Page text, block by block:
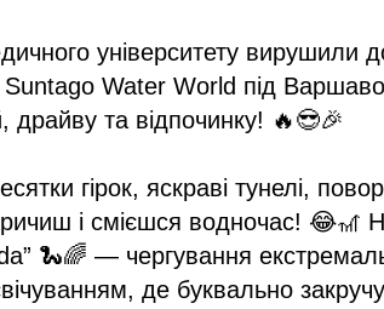
університету вирушили
Water World під
драйву та відпочинку! 🔥😎🎉
гірок, яскраві тунелі,
і смієшся водночас! 😂🎢
🐍🌈 — чергування
де буквально